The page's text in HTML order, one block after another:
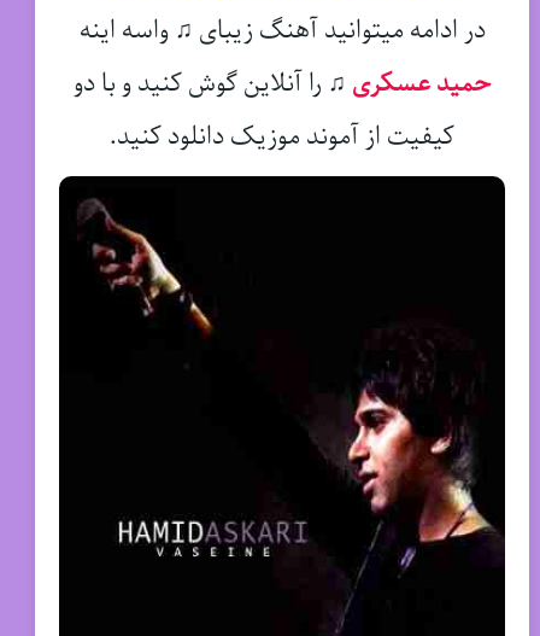
در ادامه میتوانید آهنگ زیبای ♫ واسه اینه
حمید عسکری ♫ را آنلاین گوش کنید و با دو
کیفیت از آموند موزیک دانلود کنید.